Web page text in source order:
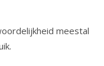
meestal